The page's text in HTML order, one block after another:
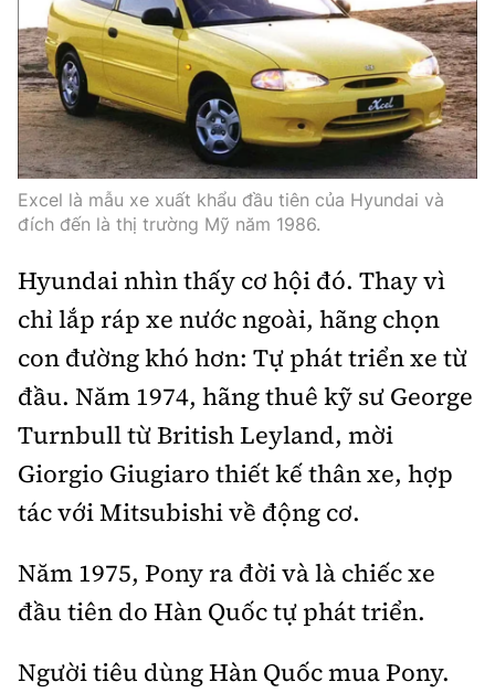
Excel là mẫu xe xuất khẩu đầu tiên của Hyundai và
đích đến là thị trường Mỹ năm 1986.
Hyundai nhìn thấy cơ hội đó. Thay vì
chỉ lắp ráp xe nước ngoài, hãng chọn
con đường khó hơn: Tự phát triển xe từ
đầu. Năm 1974, hãng thuê kỹ sư George
Turnbull từ British Leyland, mời
Giorgio Giugiaro thiết kế thân xe, hợp
tác với Mitsubishi về động cơ.
Năm 1975, Pony ra đời và là chiếc xe
đầu tiên do Hàn Quốc tự phát triển.
Người tiêu dùng Hàn Quốc mua Pony.